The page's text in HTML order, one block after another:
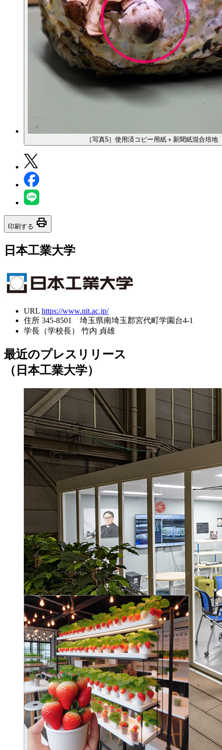
［写真5］使用済コピー用紙＋新聞紙混合培地
印刷する print
日本工業大学
URL https://www.nit.ac.jp/
住所 345-8501 埼玉県南埼玉郡宮代町学園台4-1
学長（学校長）
竹内 貞雄
最近のプレスリリース
（日本工業大学）